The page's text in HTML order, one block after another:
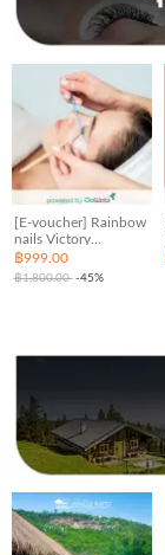
[E-voucher] Rainbow
nails Victory
Monument - ต่อขนตา
แบบ Classic (ขนมิ้งค์
฿999.00
฿1,800.00 -45%